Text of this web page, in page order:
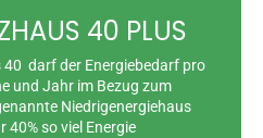
40 PLUS
40 darf der Energiebedarf pro
und Jahr im Bezug zum
Niedrigenergiehaus
40% so viel Energie